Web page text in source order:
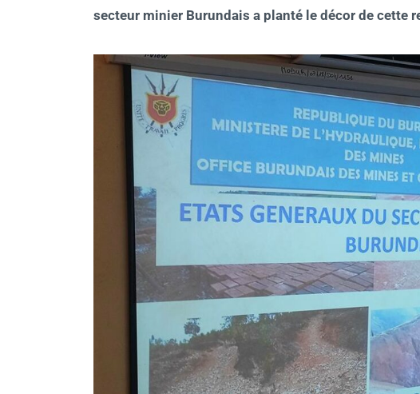
secteur minier Burundais a planté le décor de cette